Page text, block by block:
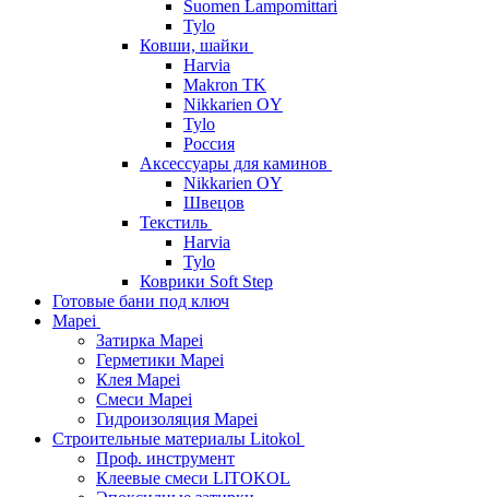
Suomen Lampomittari
Tylo
Ковши, шайки
Harvia
Makron TK
Nikkarien OY
Tylo
Россия
Аксессуары для каминов
Nikkarien OY
Швецов
Текстиль
Harvia
Tylo
Коврики Soft Step
Готовые бани под ключ
Mapei
Затирка Mapei
Герметики Mapei
Клея Mapei
Смеси Mapei
Гидроизоляция Mapei
Строительные материалы Litokol
Проф. инструмент
Клеевые смеси LITOKOL